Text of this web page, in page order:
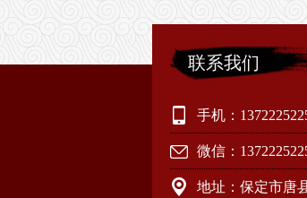
联系我们
手机：
微信：
地址：保定市唐